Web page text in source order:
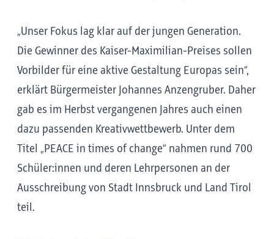
„Unser Fokus lag klar auf der jungen Generation.
Die Gewinner des Kaiser-Maximilian-Preises sollen
Vorbilder für eine aktive Gestaltung Europas sein“,
erklärt Bürgermeister Johannes Anzengruber. Daher
gab es im Herbst vergangenen Jahres auch einen
dazu passenden Kreativwettbewerb. Unter dem
Titel „PEACE in times of change“ nahmen rund 700
Schüler:innen und deren Lehrpersonen an der
Ausschreibung von Stadt Innsbruck und Land Tirol
teil.